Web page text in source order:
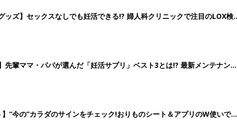
ッズ】セックスなしでも妊活できる!? 婦人科クリニックで注目のLOX検
グッズ続々
先輩ママ・パパが選んだ「妊活サプリ」ベスト3とは!? 最新メンテナンス
】“今の”カラダのサインをチェック!おりものシート＆アプリのW使いでス